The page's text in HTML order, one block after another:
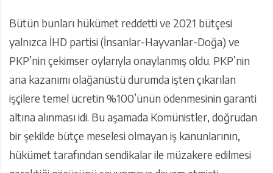
Bütün bunları hükümet reddetti ve 2021 bütçesi
yalnızca İHD partisi (İnsanlar-Hayvanlar-Doğa) ve
PKP’nin çekimser oylarıyla onaylanmış oldu. PKP’nin
ana kazanımı olağanüstü durumda işten çıkarılan
işçilere temel ücretin %100’ünün ödenmesinin garanti
altına alınması idi. Bu aşamada Komünistler, doğrudan
bir şekilde bütçe meselesi olmayan iş kanunlarının,
hükümet tarafından sendikalar ile müzakere edilmesi